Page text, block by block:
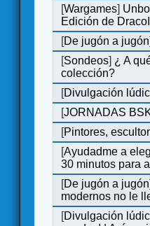
[Wargames]
Edición de
[De jugón a jugón]
[Sondeos] ¿ A
colección?
[Divulgación
[JORNADAS
[Pintores,
[Ayudadme a
30 minutos para
[De jugón a jugón]
modernos no le
[Divulgación